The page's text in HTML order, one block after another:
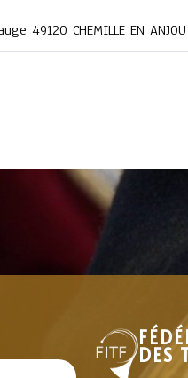
49120 CHEMILLE EN
DES